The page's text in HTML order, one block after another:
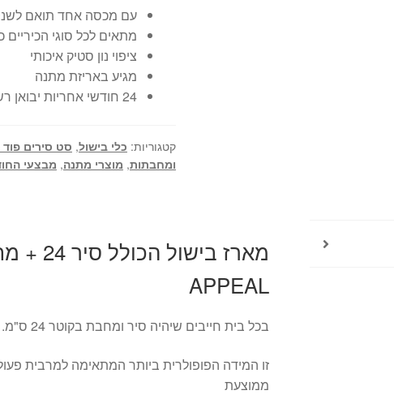
עם מכסה אחד תואם
מתאים לכל סוגי הכיריים
ציפוי נון סטיק איכותי
מגיע באריזת מתנה
24 חודשי אחריות יבואן רשמי
קטגוריות: כלי בישול, סט סירים
ומחבתות, מוצרי מתנה, מבצעי
APPEAL
בכל בית חייבים שיהיה סיר ומחבת בקוטר 24 ס"מ.
זו המידה הפופולרית ביותר המתאימה למרבית
ממוצעת